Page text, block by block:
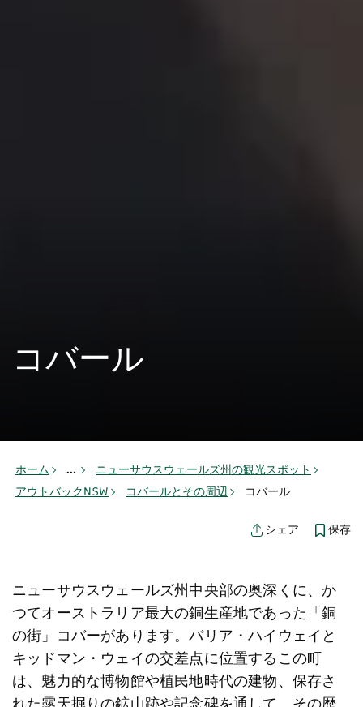
コバール
ホーム ...
ニューサウスウェールズ州の観光スポット
アウトバックNSW
コバールとその周辺 コバール
シェア 保存
ニューサウスウェールズ州中央部の奥深くに、か
つてオーストラリア最大の銅生産地であった「銅
の街」コバーがあります。バリア・ハイウェイと
キッドマン・ウェイの交差点に位置するこの町
は、魅力的な博物館や植民地時代の建物、保存さ